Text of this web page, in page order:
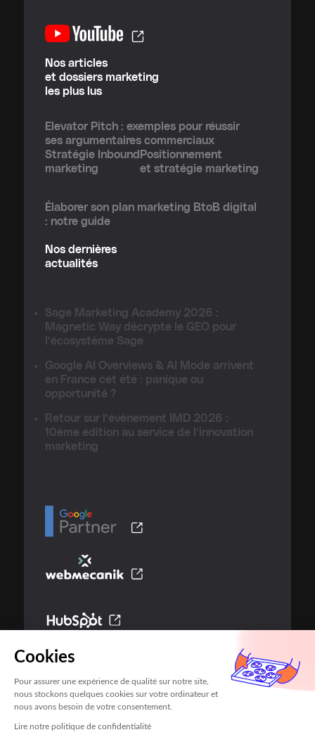
Cookies
Pour assurer une expérience de qualité sur notre site,
nous stockons quelques cookies sur votre ordinateur et
nous avons besoin de votre consentement.
Lire notre politique de confidentialité
Nos articles
et dossiers marketing
les plus lus
Elevator Pitch : exemples pour réussir
ses argumentaires commerciaux
Stratégie Inbound
marketing
Positionnement
et stratégie marketing
Élaborer son plan marketing BtoB digital
: notre guide
Nos dernières
actualités
Sage Marketing Academy 2026 :
Magnetic Way décrypte le GEO pour
l’écosystème Sage
Google AI Overviews & AI Mode arrivent
en France cet été : panique ou
opportunité ?
Retour sur l’évènement IMD 2026 :
10ème édition au service de l’innovation
marketing
Mentions légales